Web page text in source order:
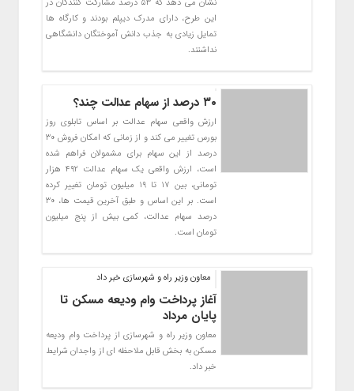
این طرح، دارای مدرک دیپلم بودند و کارگاه ها
تمایل زیادی به جذب دانش آموختگان دانشگاهی
نداشتند.
۳۰ درصد از سهام عدالت چند؟
ارزش واقعی سهام عدالت بر اساس تابلوی روز
بورس تغییر می کند و از زمانی که امکان فروش ۳۰
درصد از این سهام برای مشمولان فراهم شده
است، ارزش واقعی یک سهام عدالت ۴۹۲ هزار
تومانی، بین ۱۷ تا ۱۹ میلیون تومان تغییر کرده
است. بر این اساس و طبق آخرین قیمت ها، ۳۰
درصد سهام عدالت، کمی بیش از پنج میلیون
تومان است.
معاون وزیر راه و شهرسازی خبر داد
آغاز پرداخت وام ودیعه مسکن تا
پایان مرداد
معاون وزیر راه و شهرسازی از پرداخت وام ودیعه
مسکن به بخش قابل ملاحظه ای از واجدان شرایط
خبر داد.